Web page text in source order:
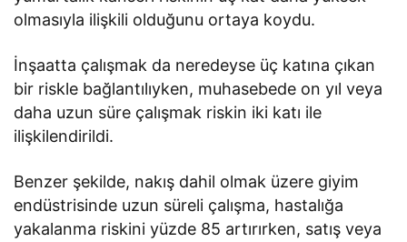
olmasıyla ilişkili olduğunu ortaya koydu.
İnşaatta çalışmak da neredeyse üç katına çıkan
bir riskle bağlantılıyken, muhasebede on yıl veya
daha uzun süre çalışmak riskin iki katı ile
ilişkilendirildi.
Benzer şekilde, nakış dahil olmak üzere giyim
endüstrisinde uzun süreli çalışma, hastalığa
yakalanma riskini yüzde 85 artırırken, satış veya